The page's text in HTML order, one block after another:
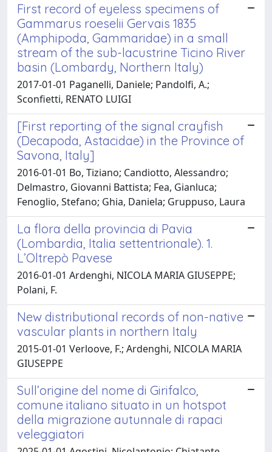
First record of eyeless specimens of
Gammarus roeselii Gervais 1835
(Amphipoda, Gammaridae) in a small
stream of the sub-lacustrine Ticino River
basin (Lombardy, Northern Italy)
2017-01-01 Paganelli, Daniele; Pandolfi, A.;
Sconfietti, RENATO LUIGI
[First reporting of the signal crayfish
(Decapoda, Astacidae) in the Province of
Savona, Italy]
2016-01-01 Bo, Tiziano; Candiotto, Alessandro;
Delmastro, Giovanni Battista; Fea, Gianluca;
Fenoglio, Stefano; Ghia, Daniela; Gruppuso, Laura
La flora della provincia di Pavia
(Lombardia, Italia settentrionale). 1.
L’Oltrepò Pavese
2016-01-01 Ardenghi, NICOLA MARIA GIUSEPPE;
Polani, F.
New distributional records of non-native
vascular plants in northern Italy
2015-01-01 Verloove, F.; Ardenghi, NICOLA MARIA
GIUSEPPE
Sull’origine del nome di Girifalco,
comune italiano situato in un hotspot
della migrazione autunnale di rapaci
veleggiatori